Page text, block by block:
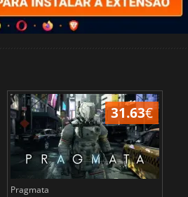
31.63€
Pragmata